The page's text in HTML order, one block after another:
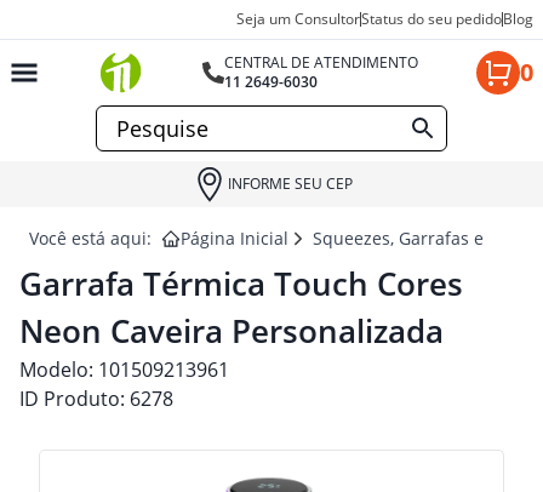
Seja um ConsultorStatus do seu pedidoBlog
CENTRAL DE ATENDIMENTO
11 2649-6030
0
INFORME SEU CEP
Você está aqui: Página Inicial Squeezes, Garrafas e
Garrafa Térmica Touch Cores
Neon Caveira Personalizada
Modelo: 101509213961
ID Produto: 6278